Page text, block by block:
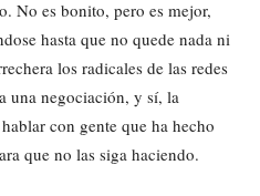
No es bonito, pero es mejor,
hasta que no quede nada ni
los radicales de las redes
una negociación, y sí, la
con gente que ha hecho
que no las siga haciendo.